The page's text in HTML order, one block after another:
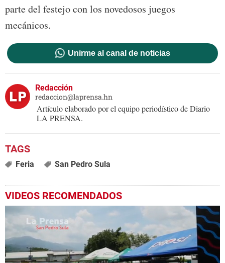
parte del festejo con los novedosos juegos
mecánicos.
Unirme al canal de noticias
Redacción
redaccion@laprensa.hn
Artículo elaborado por el equipo periodístico de Diario
LA PRENSA.
Feria San Pedro Sula
VIDEOS RECOMENDADOS